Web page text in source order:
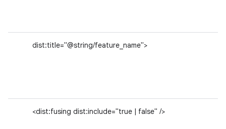
dist:title="@string/feature_name">
<dist:fusing dist:include="true | false" />